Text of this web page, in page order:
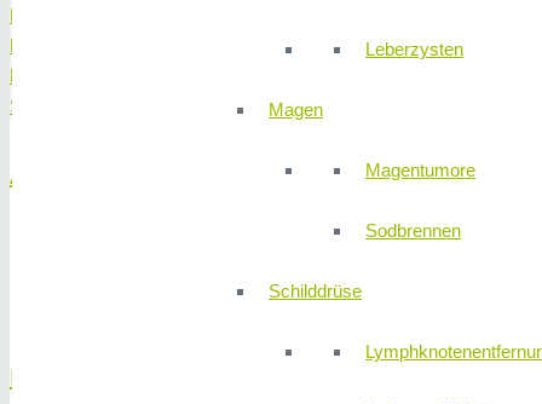
Leberzysten
Magen
Magentumore
Sodbrennen
Schilddrüse
Koloproktologie
Leber
Magen
Schilddrüse
Allgemeine Chirurgie
Darm